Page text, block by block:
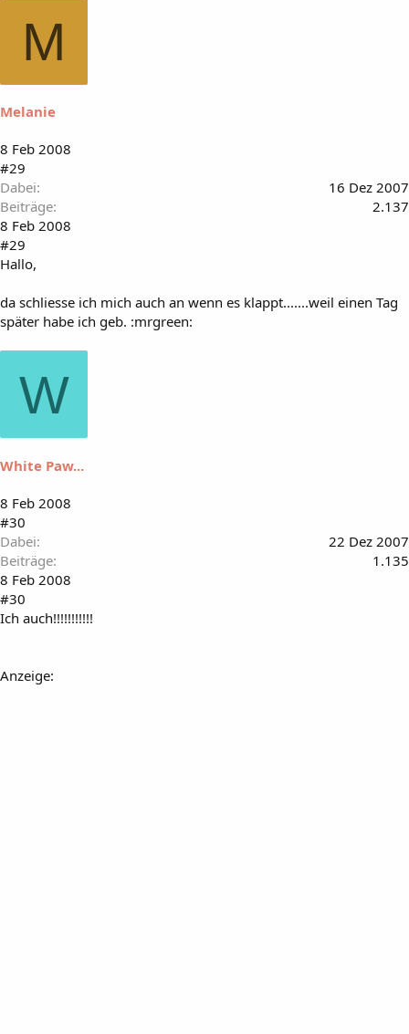
M
Melanie
8 Feb 2008
#29
Dabei
16 Dez 2007
Beiträge
2.137
8 Feb 2008
#29
Hallo,
da schliesse ich mich auch an wenn es klappt.......weil einen Tag
später habe ich geb. :mrgreen:
W
White Paw...
8 Feb 2008
#30
Dabei
22 Dez 2007
Beiträge
1.135
8 Feb 2008
#30
Ich auch!!!!!!!!!!!
Anzeige: